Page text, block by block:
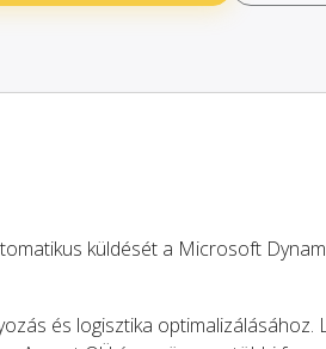
küldését a Microsoft
és logisztika optimalizálásához.